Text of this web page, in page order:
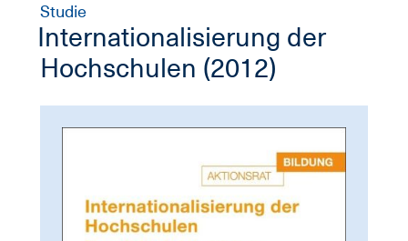
Studie
Internationalisierung der
Hochschulen (2012)